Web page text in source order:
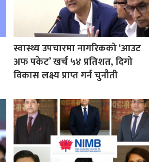
स्वास्थ्य उपचारमा नागरिकको ‘आउट
अफ पकेट’ खर्च ५४ प्रतिशत, दिगो
विकास लक्ष्य प्राप्त गर्न चुनौती